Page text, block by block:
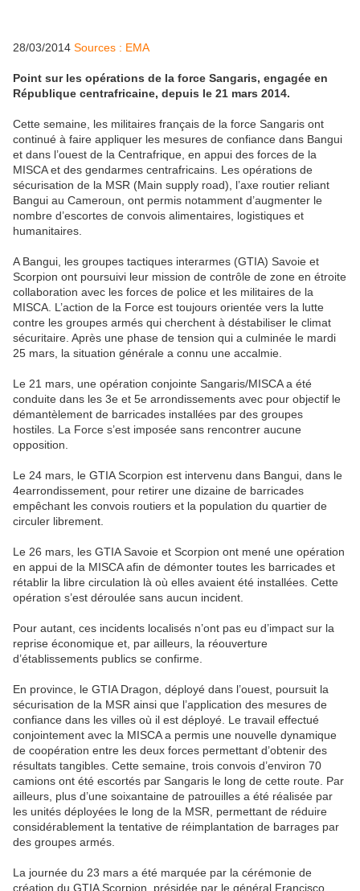
28/03/2014 Sources : EMA
Point sur les opérations de la force Sangaris, engagée en
République centrafricaine, depuis le 21 mars 2014.
Cette semaine, les militaires français de la force Sangaris ont
continué à faire appliquer les mesures de confiance dans Bangui
et dans l’ouest de la Centrafrique, en appui des forces de la
MISCA et des gendarmes centrafricains. Les opérations de
sécurisation de la MSR (Main supply road), l’axe routier reliant
Bangui au Cameroun, ont permis notamment d’augmenter le
nombre d’escortes de convois alimentaires, logistiques et
humanitaires.
A Bangui, les groupes tactiques interarmes (GTIA) Savoie et
Scorpion ont poursuivi leur mission de contrôle de zone en étroite
collaboration avec les forces de police et les militaires de la
MISCA. L’action de la Force est toujours orientée vers la lutte
contre les groupes armés qui cherchent à déstabiliser le climat
sécuritaire. Après une phase de tension qui a culminée le mardi
25 mars, la situation générale a connu une accalmie.
Le 21 mars, une opération conjointe Sangaris/MISCA a été
conduite dans les 3e et 5e arrondissements avec pour objectif le
démantèlement de barricades installées par des groupes
hostiles. La Force s’est imposée sans rencontrer aucune
opposition.
Le 24 mars, le GTIA Scorpion est intervenu dans Bangui, dans le
4earrondissement, pour retirer une dizaine de barricades
empêchant les convois routiers et la population du quartier de
circuler librement.
Le 26 mars, les GTIA Savoie et Scorpion ont mené une opération
en appui de la MISCA afin de démonter toutes les barricades et
rétablir la libre circulation là où elles avaient été installées. Cette
opération s’est déroulée sans aucun incident.
Pour autant, ces incidents localisés n’ont pas eu d’impact sur la
reprise économique et, par ailleurs, la réouverture
d’établissements publics se confirme.
En province, le GTIA Dragon, déployé dans l’ouest, poursuit la
sécurisation de la MSR ainsi que l’application des mesures de
confiance dans les villes où il est déployé. Le travail effectué
conjointement avec la MISCA a permis une nouvelle dynamique
de coopération entre les deux forces permettant d’obtenir des
résultats tangibles. Cette semaine, trois convois d’environ 70
camions ont été escortés par Sangaris le long de cette route. Par
ailleurs, plus d’une soixantaine de patrouilles a été réalisée par
les unités déployées le long de la MSR, permettant de réduire
considérablement la tentative de réimplantation de barrages par
des groupes armés.
La journée du 23 mars a été marquée par la cérémonie de
création du GTIA Scorpion, présidée par le général Francisco